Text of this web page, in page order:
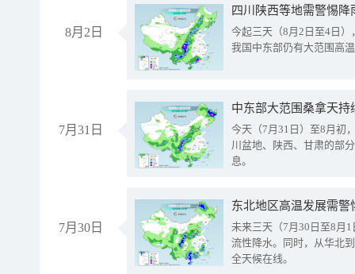
8月2日
今起三天（8月2日至4日
我国中东部仍有大范围高
7月31日
中东部大范围桑拿天
今天（7月31日）至8月初
川盆地、陕西、甘肃的部
息。
7月30日
东北地区高温发展需
未来三天（7月30日至8月
流性降水。同时，从华北
全天候在线。